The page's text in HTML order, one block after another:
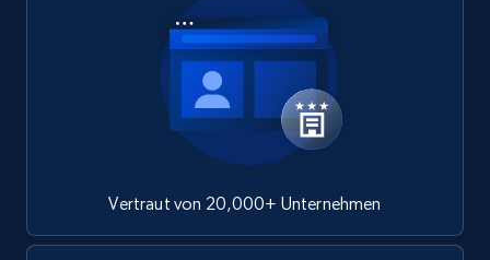
Vertraut von 20,000+ Unternehmen